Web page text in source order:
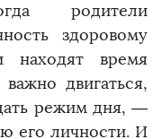
родители
здоровому
находят время
двигаться,
режим дня, —
его личности. И